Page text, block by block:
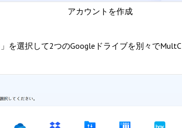
アカウントを作成
を選択して2つのGoogleドライブを別々で